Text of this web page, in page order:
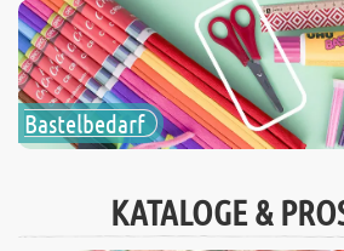
Bastelbedarf
KATALOGE &